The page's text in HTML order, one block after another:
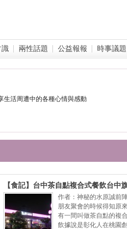
兩性話題 公益報報 時事議題
生活周遭中的各種心情與感動
【食記】台中茶自點複合式餐飲台中
@北屯蝴蝶橋&大坑 : 自己的快樂自
環境舒適, 餐點種類多, 如果有插頭就
了!
作者：神秘的水原誠前
朋友聚會的時候得知原
有一間叫做茶自點的複
飲據說是彰化人在桃園